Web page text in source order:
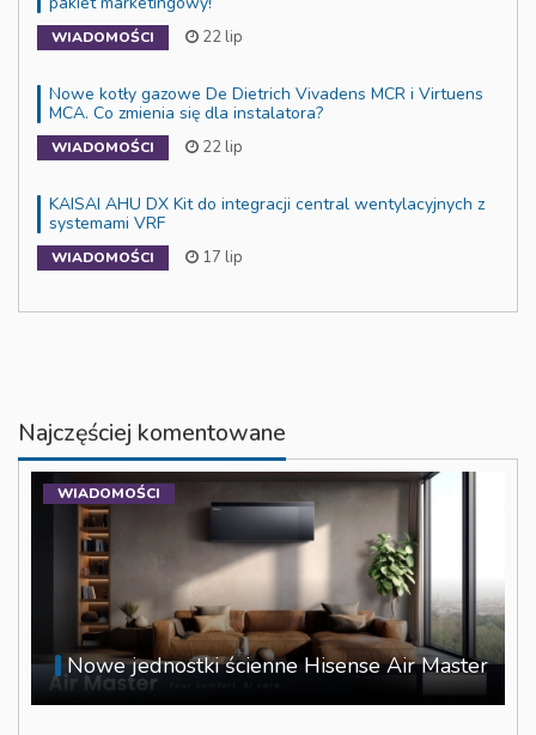
WIADOMOŚCI 22 lip
Nowe kotły gazowe De Dietrich Vivadens MCR i Virtuens
MCA. Co zmienia się dla instalatora?
WIADOMOŚCI 22 lip
KAISAI AHU DX Kit do integracji central wentylacyjnych z
systemami VRF
WIADOMOŚCI 17 lip
Najczęściej komentowane
Nowe jednostki ścienne Hisense Air Master
WIADOMOŚCI